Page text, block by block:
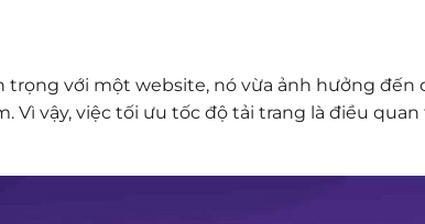
trọng với một website, nó vừa ảnh hưởng
vậy, việc tối ưu tốc độ tải trang là điều